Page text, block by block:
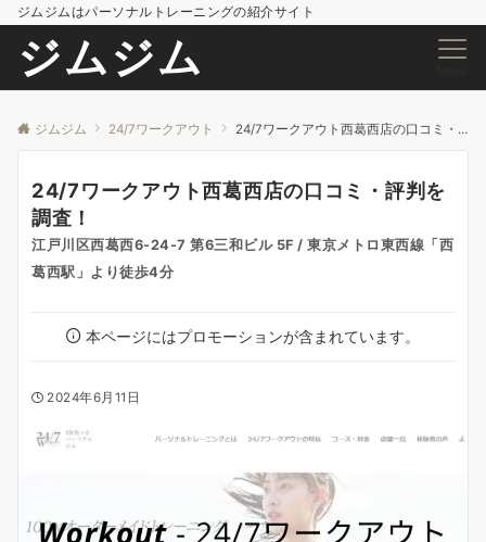
ジムジムはパーソナルトレーニングの紹介サイト
ジムジム
ジムジム 24/7ワークアウト 24/7ワークアウト西葛西店の口コミ・評判を調査！
24/7ワークアウト西葛西店の口コミ・評判を
調査！
江戸川区西葛西6-24-7 第6三和ビル 5F / 東京メトロ東西線「西
葛西駅」より徒歩4分
本ページにはプロモーションが含まれています。
2024年6月11日